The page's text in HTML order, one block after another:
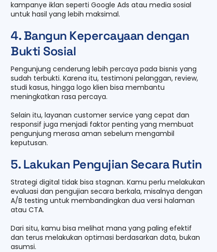
kampanye iklan seperti Google Ads atau media sosial
untuk hasil yang lebih maksimal.
4. Bangun Kepercayaan dengan
Bukti Sosial
Pengunjung cenderung lebih percaya pada bisnis yang
sudah terbukti. Karena itu, testimoni pelanggan, review,
studi kasus, hingga logo klien bisa membantu
meningkatkan rasa percaya.
Selain itu, layanan customer service yang cepat dan
responsif juga menjadi faktor penting yang membuat
pengunjung merasa aman sebelum mengambil
keputusan.
5. Lakukan Pengujian Secara Rutin
Strategi digital tidak bisa stagnan. Kamu perlu melakukan
evaluasi dan pengujian secara berkala, misalnya dengan
A/B testing untuk membandingkan dua versi halaman
atau CTA.
Dari situ, kamu bisa melihat mana yang paling efektif
dan terus melakukan optimasi berdasarkan data, bukan
asumsi.